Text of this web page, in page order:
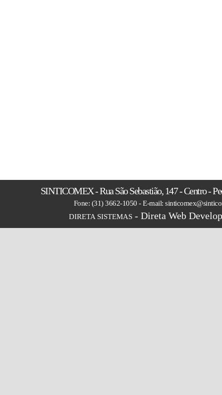
SINTICOMEX - Rua São Sebastião, 147 - Centro -
Fone: (31) 3662-1050 - E-mail:
DIRETA SISTEMAS- Direta Web